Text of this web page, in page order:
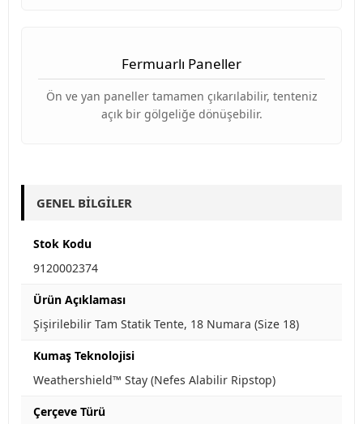
Fermuarlı Paneller
Ön ve yan paneller tamamen çıkarılabilir, tenteniz
açık bir gölgeliğe dönüşebilir.
GENEL BILGILER
Stok Kodu
9120002374
Ürün Açıklaması
Şişirilebilir Tam Statik Tente, 18 Numara (Size 18)
Kumaş Teknolojisi
Weathershield™ Stay (Nefes Alabilir Ripstop)
Çerçeve Türü